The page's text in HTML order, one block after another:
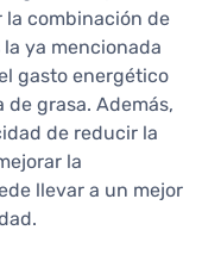
la combinación de
ya mencionada
gasto energético
grasa. Además,
de reducir la
la
llevar a un mejor